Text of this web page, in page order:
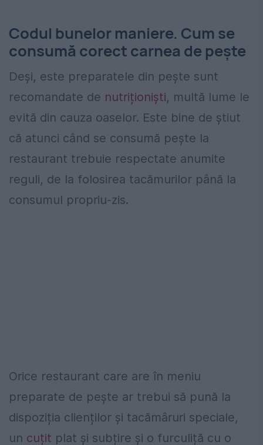
Codul bunelor maniere. Cum se
consumă corect carnea de pește
Deși, este preparatele din pește sunt
recomandate de nutriționiști, multă lume le
evită din cauza oaselor. Este bine de știut
că atunci când se consumă pește la
restaurant trebuie respectate anumite
reguli, de la folosirea tacămurilor până la
consumul propriu-zis.
Orice restaurant care are în meniu
preparate de pește ar trebui să pună la
dispoziția clienților și tacămâruri speciale,
un cuțit plat și subțire și o furculiță cu o